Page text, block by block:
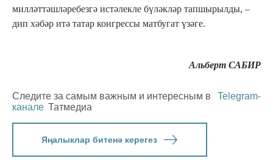
милләттәшләребезгә истәлекле бүләкләр тапшырылды, –
дип хәбәр итә татар конгрессы матбугат үзәге.
Альберт САБИР
Следите за самым важным и интересным в
Telegram-
канале Татмедиа
Яңалыклар битенә керегез